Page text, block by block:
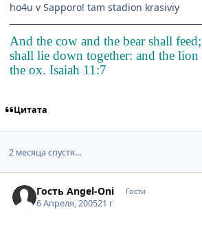
ho4u v Sapporo! tam stadion krasiviy
And the cow and the bear shall
shall lie down together: and the lion
the ox. Isaiah 11:7
Цитата
2 месяца спустя...
Гость Angel-Oni Гости
6 Апреля, 200521 г